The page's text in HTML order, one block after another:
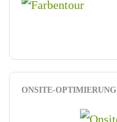
ONSITE-OPTIMIERUNG